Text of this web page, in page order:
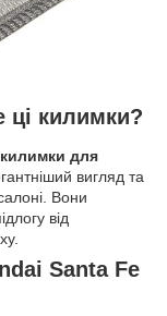
ці килимки?
для
вигляд та
Вони
від
Santa Fe